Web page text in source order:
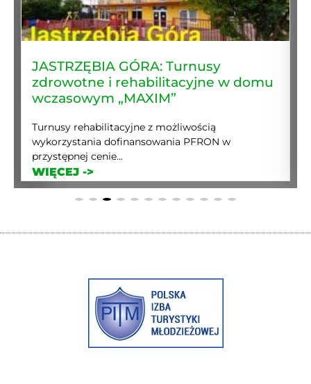
ZWARDOŃ: Pobyty wypoczynkowe
w OW „Graniczny”
bardzo dobrymi warunkami zakwaterowania,...
WIĘCEJ ->